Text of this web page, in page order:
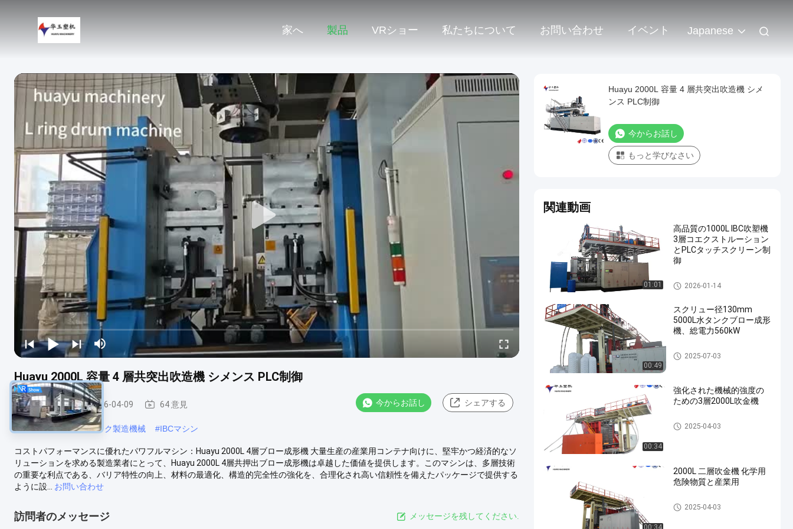
家へ 製品 VRショー 私たちについて お問い合わせ イベント Japanese
Huayu 2000L 容量 4 層共突出吹造機 シメンス PLC制御
IBC吹金機 2026-04-09 64 意見 今からお話し シェアする
# 大型吹金機 #IBCタンク製造機械 #IBCマシン
コストパフォーマンスに優れたパワフルマシン：Huayu 2000L 4層ブロー成形機 大量生産の産業用コンテナ向けに、堅牢かつ経済的なソ
リューションを求める製造業者にとって、Huayu 2000L 4層共押出ブロー成形機は卓越した価値を提供します。このマシンは、多層技術
の重要な利点である、バリア特性の向上、材料の最適化、構造的完全性の強化を、合理化され高い信頼性を備えたパッケージで提供する
ように設...
お問い合わせ
訪問者のメッセージ メッセージを残してください.
Huayu 2000L 容量 4 層共突出吹造機 シメ
ンス PLC制御
今からお話し
もっと学びなさい
関連動画
01:01
高品質の1000L IBC吹塑機
3層コエクストルーション
とPLCタッチスクリーン制
御
IBC吹金機
2026-01-14
00:49
スクリュー径130mm
5000L水タンクブロー成形
機、総電力560kW
3000-5000l 水タンク ブローモ
ールディングマシン
2025-07-03
00:34
強化された機械的強度の
ための3層2000L吹金機
500~2000Lの水タンク吹造機
2025-04-03
00:34
2000L 二層吹金機 化学用
危険物質と産業用
500~2000Lの水タンク吹造機
2025-04-03